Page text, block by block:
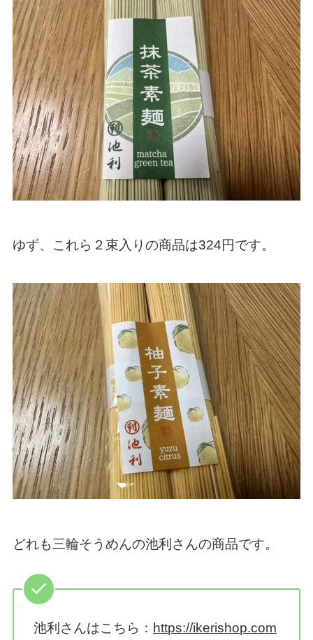
ゆず、これら２束入りの商品は324円です。
どれも三輪そうめんの池利さんの商品です。
池利さんはこちら： https://ikerishop.com